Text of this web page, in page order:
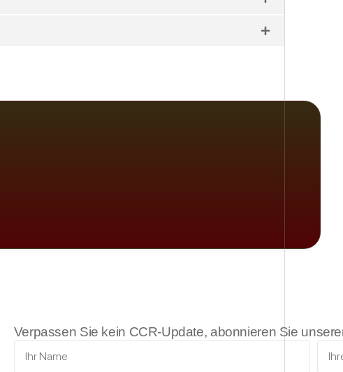
Verpassen Sie kein CCR-Update, abonnieren Sie